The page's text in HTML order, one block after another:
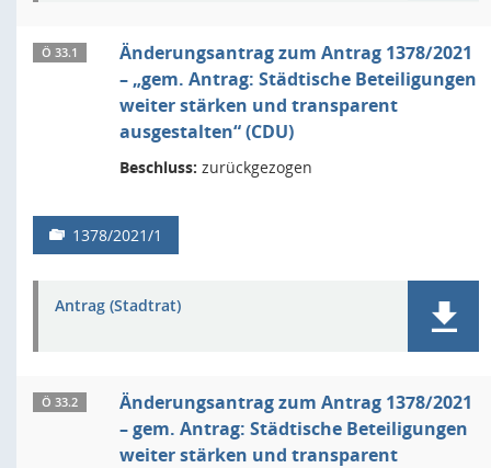
Ö 33.1
Änderungsantrag zum Antrag 1378/2021
– „gem. Antrag: Städtische Beteiligungen
weiter stärken und transparent
ausgestalten“ (CDU)
Beschluss: zurückgezogen
1378/2021/1
Antrag (Stadtrat)
Ö 33.2
Änderungsantrag zum Antrag 1378/2021
– gem. Antrag: Städtische Beteiligungen
weiter stärken und transparent